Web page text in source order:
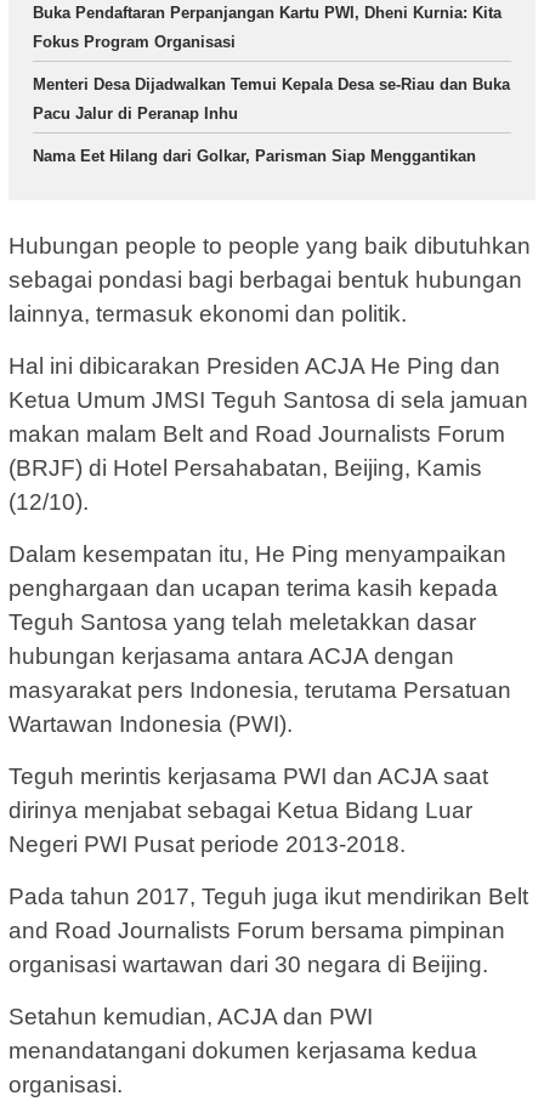
Buka Pendaftaran Perpanjangan Kartu PWI, Dheni Kurnia: Kita
Fokus Program Organisasi
Menteri Desa Dijadwalkan Temui Kepala Desa se-Riau dan Buka
Pacu Jalur di Peranap Inhu
Nama Eet Hilang dari Golkar, Parisman Siap Menggantikan
Hubungan people to people yang baik dibutuhkan
sebagai pondasi bagi berbagai bentuk hubungan
lainnya, termasuk ekonomi dan politik.
Hal ini dibicarakan Presiden ACJA He Ping dan
Ketua Umum JMSI Teguh Santosa di sela jamuan
makan malam Belt and Road Journalists Forum
(BRJF) di Hotel Persahabatan, Beijing, Kamis
(12/10).
Dalam kesempatan itu, He Ping menyampaikan
penghargaan dan ucapan terima kasih kepada
Teguh Santosa yang telah meletakkan dasar
hubungan kerjasama antara ACJA dengan
masyarakat pers Indonesia, terutama Persatuan
Wartawan Indonesia (PWI).
Teguh merintis kerjasama PWI dan ACJA saat
dirinya menjabat sebagai Ketua Bidang Luar
Negeri PWI Pusat periode 2013-2018.
Pada tahun 2017, Teguh juga ikut mendirikan Belt
and Road Journalists Forum bersama pimpinan
organisasi wartawan dari 30 negara di Beijing.
Setahun kemudian, ACJA dan PWI
menandatangani dokumen kerjasama kedua
organisasi.